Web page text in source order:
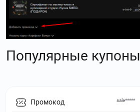
Популярные купоны
Промокод sale*****